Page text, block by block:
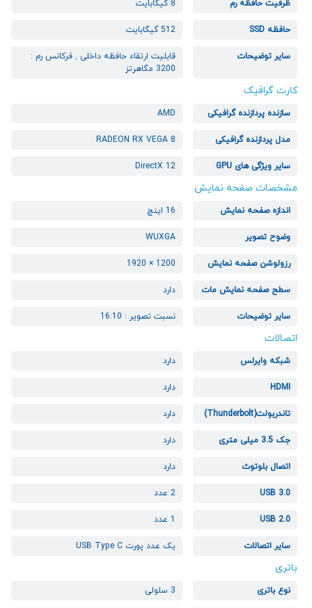
ظرفیت حافظه رم 8 گیگابایت
حافظه SSD 512 گیگابایت
سایر توضیحات قابلیت ارتقاء حافظه داخلی ,فرکانس رم :
3200 مگاهرتز
کارت گرافیک
سازنده پردازنده گرافیکی AMD
مدل پردازنده گرافیکی RADEON RX VEGA 8
سایر ویژگی های GPU DirectX 12
مشخصات صفحه نمایش
اندازه صفحه نمایش 16 اینچ
وضوح تصویر WUXGA
رزولوشن صفحه نمایش 1200 × 1920
سطح صفحه نمایش مات دارد
سایر توضیحات نسبت تصویر : 16:10
اتصالات
شبکه وایرلس دارد
HDMI دارد
تاندربولت(Thunderbolt) دارد
جک 3.5 میلی متری دارد
اتصال بلوتوث دارد
USB 3.0 2 عدد
USB 2.0 1 عدد
سایر اتصالات یک عدد پورت USB Type C
باتری
نوع باتری 3 سلولی